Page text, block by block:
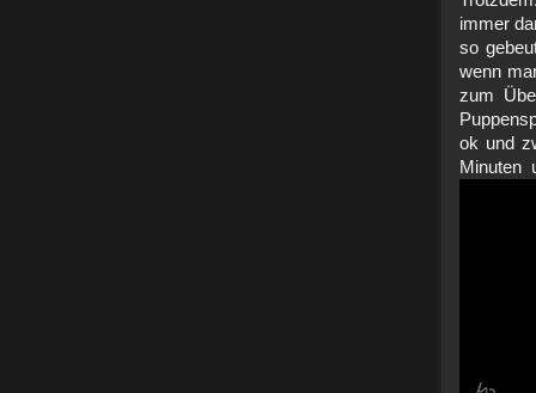
immer
so
wenn
zum
ok und
Minuten